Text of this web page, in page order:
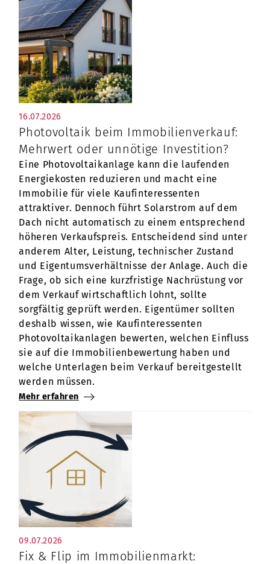
16.07.2026
Photovoltaik beim Immobilienverkauf:
Mehrwert oder unnötige Investition?
Eine Photovoltaikanlage kann die laufenden
Energiekosten reduzieren und macht eine
Immobilie für viele Kaufinteressenten
attraktiver. Dennoch führt Solarstrom auf dem
Dach nicht automatisch zu einem entsprechend
höheren Verkaufspreis. Entscheidend sind unter
anderem Alter, Leistung, technischer Zustand
und Eigentumsverhältnisse der Anlage. Auch die
Frage, ob sich eine kurzfristige Nachrüstung vor
dem Verkauf wirtschaftlich lohnt, sollte
sorgfältig geprüft werden. Eigentümer sollten
deshalb wissen, wie Kaufinteressenten
Photovoltaikanlagen bewerten, welchen Einfluss
sie auf die Immobilienbewertung haben und
welche Unterlagen beim Verkauf bereitgestellt
werden müssen.
Mehr erfahren
09.07.2026
Fix & Flip im Immobilienmarkt: